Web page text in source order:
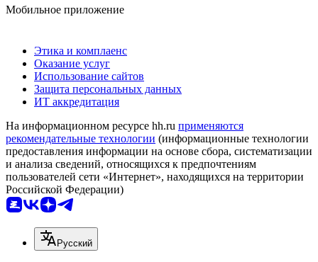
Мобильное приложение
Этика и комплаенс
Оказание услуг
Использование сайтов
Защита персональных данных
ИТ аккредитация
На информационном ресурсе hh.ru применяются
рекомендательные технологии (информационные технологии
предоставления информации на основе сбора, систематизации
и анализа сведений, относящихся к предпочтениям
пользователей сети «Интернет», находящихся на территории
Российской Федерации)
Русский